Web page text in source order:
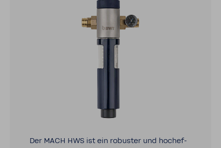
Der MACH HWS ist ein robuster und hoch­ef­